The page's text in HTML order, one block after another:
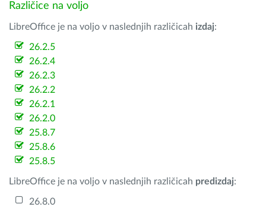
Različice na voljo
LibreOffice je na voljo v naslednjih različicah izdaj:
26.2.5
26.2.4
26.2.3
26.2.2
26.2.1
26.2.0
25.8.7
25.8.6
25.8.5
LibreOffice je na voljo v naslednjih različicah predizdaj:
26.8.0